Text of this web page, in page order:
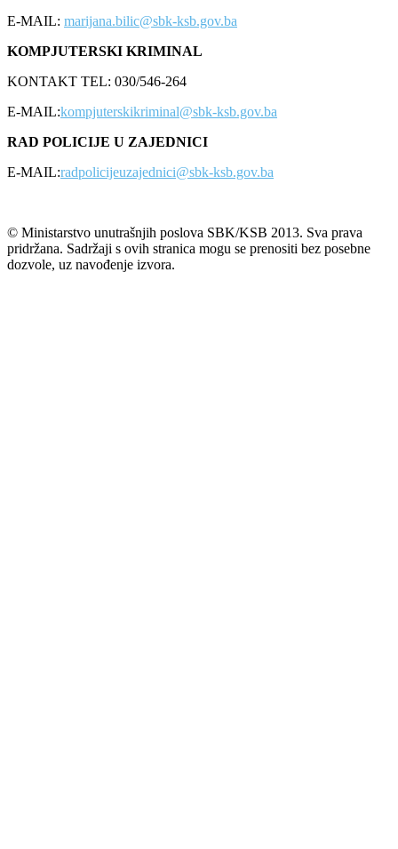
E-MAIL: marijana.bilic@sbk-ksb.gov.ba
KOMPJUTERSKI KRIMINAL
KONTAKT TEL: 030/546-264
E-MAIL:kompjuterskikriminal@sbk-ksb.gov.ba
RAD POLICIJE U ZAJEDNICI
E-MAIL:radpolicijeuzajednici@sbk-ksb.gov.ba
© Ministarstvo unutrašnjih poslova SBK/KSB 2013. Sva prava
pridržana. Sadržaji s ovih stranica mogu se prenositi bez posebne
dozvole, uz navođenje izvora.